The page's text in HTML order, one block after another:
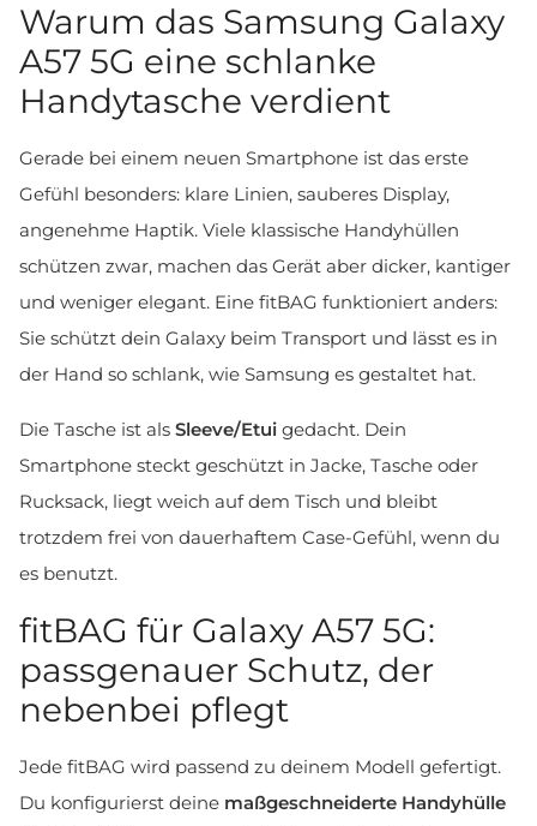
Warum das Samsung Galaxy
A57 5G eine schlanke
Handytasche verdient
Gerade bei einem neuen Smartphone ist das erste
Gefühl besonders: klare Linien, sauberes Display,
angenehme Haptik. Viele klassische Handyhüllen
schützen zwar, machen das Gerät aber dicker, kantiger
und weniger elegant. Eine fitBAG funktioniert anders:
Sie schützt dein Galaxy beim Transport und lässt es in
der Hand so schlank, wie Samsung es gestaltet hat.
Die Tasche ist als Sleeve/Etui gedacht. Dein
Smartphone steckt geschützt in Jacke, Tasche oder
Rucksack, liegt weich auf dem Tisch und bleibt
trotzdem frei von dauerhaftem Case-Gefühl, wenn du
es benutzt.
fitBAG für Galaxy A57 5G:
passgenauer Schutz, der
nebenbei pflegt
Jede fitBAG wird passend zu deinem Modell gefertigt.
Du konfigurierst deine maßgeschneiderte Handyhülle